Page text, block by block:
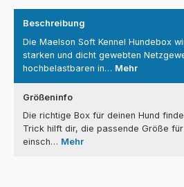
Beschreibung
Die Maelson Soft Kennel Hundebox
starken und dicht gewebten
hochbelastbaren in… Mehr
Größeninfo
Die richtige Box für deinen Hund
Trick hilft dir, die passende Größe
einsch… Mehr